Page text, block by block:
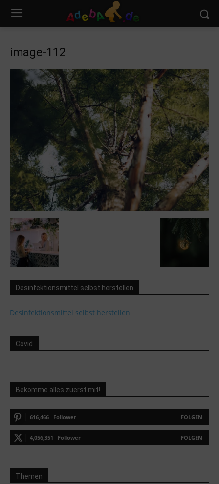
image-112
Desinfektionsmittel selbst herstellen
Desinfektionsmittel selbst herstellen
Covid
Bekomme alles zuerst mit!
616,466 Follower FOLGEN
4,056,351 Follower FOLGEN
Themen